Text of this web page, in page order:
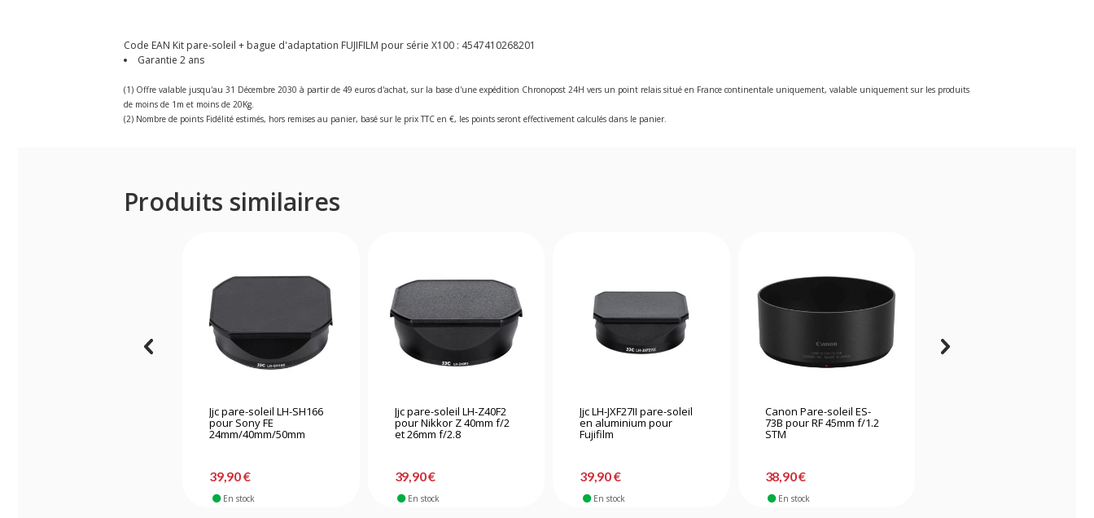
Code EAN Kit pare-soleil + bague d'adaptation FUJIFILM pour série X100 : 4547410268201
Garantie 2 ans
(1) Offre valable jusqu'au 31 Décembre 2030 à partir de 49 euros d'achat, sur la base d'une expédition Chronopost 24H vers un point relais situé en France continentale uniquement, valable uniquement sur les produits
de moins de 1m et moins de 20Kg.
(2) Nombre de points Fidélité estimés, hors remises au panier, basé sur le prix TTC en €, les points seront effectivement calculés dans le panier.
Produits similaires
Jjc pare-soleil LH-SH166
pour Sony FE
24mm/40mm/50mm
39,90 €
En stock
Jjc pare-soleil LH-Z40F2
pour Nikkor Z 40mm f/2
et 26mm f/2.8
39,90 €
En stock
Jjc LH-JXF27II pare-soleil
en aluminium pour
Fujifilm
39,90 €
En stock
Canon Pare-soleil ES-
73B pour RF 45mm f/1.2
STM
38,90 €
En stock